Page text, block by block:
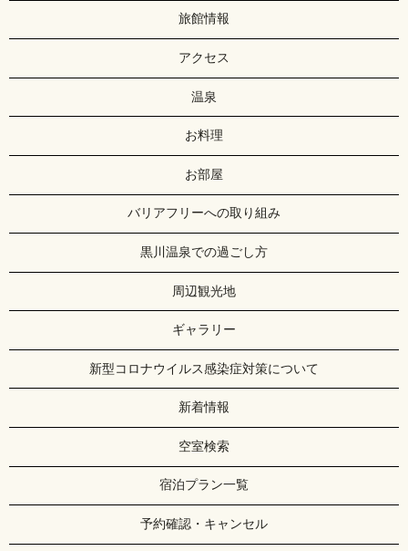
旅館情報
アクセス
温泉
お料理
お部屋
バリアフリーへの取り組み
黒川温泉での過ごし方
周辺観光地
ギャラリー
新型コロナウイルス感染症対策について
新着情報
空室検索
宿泊プラン一覧
予約確認・キャンセル